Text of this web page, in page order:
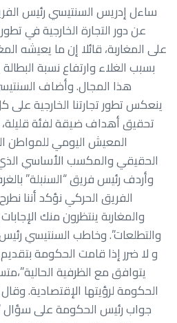
ساءل إدريس السنتيسي رئيس
عن دور التجارة الخارجية في
على المغاربة، قائلا إن ما يعيشه
بسبب الغلاء وارتفاع نسبة
هذا المجال. وأضاف
ينعكس تطور تجارتنا الخارجية على
تحقيق أهداف ضيقة لفئة
المعيش اليومي للمواطن
الحقيقي والمكسب الأساسي الذي
وأردف رئيس فريق “السنبلة”
الفريق الحركي نؤكد أننا
والمغاربة ينتظرون منك
والتطلعات”. وخاطب السنتيسي
و لا ضرر إذا قامت الحكومة
يتوافق مع الظرفية
الحكومة لرؤيتها الإقتصادية.
جواب رئيس الحكومة على سؤال